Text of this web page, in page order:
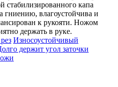
стабилизированного капа
гниению, влагоустойчива и
к рукояти. Ножом
держать в руке.
Износоустойчивый
держит угол заточки